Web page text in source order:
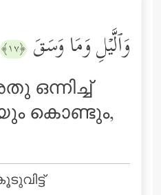
وَٱلَّیۡلِ وَمَا وَسَقَ ﴿١٧﴾
ഒന്നിച്ച്
കൊണ്ടും,